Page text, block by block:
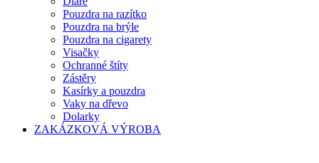
Pouzdra na razítko
Pouzdra na brýle
Pouzdra na cigarety
Visačky
Ochranné štíty
Zástěry
Kasírky a pouzdra
Vaky na dřevo
Dolarky
ZAKÁZKOVÁ VÝROBA